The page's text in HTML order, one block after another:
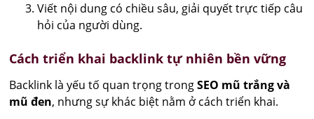
Viết nội dung có chiều sâu, giải quyết trực tiếp câu
hỏi của người dùng.
Cách triển khai backlink tự nhiên bền vững
Backlink là yếu tố quan trọng trongSEO mũ trắng và
mũ đen, nhưng sự khác biệt nằm ở cách triển khai.